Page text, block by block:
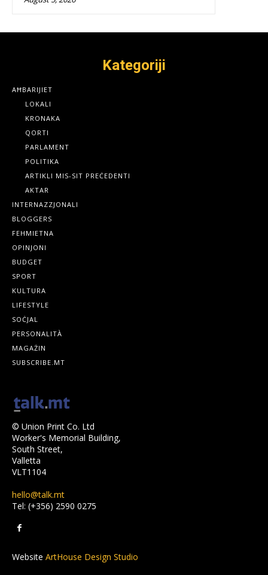
Kategoriji
AĦBARIJIET
LOKALI
KRONAKA
QORTI
PARLAMENT
POLITIKA
ARTIKLI MIS-SIT PREĊEDENTI
AKTAR
INTERNAZZJONALI
BLOGGERS
FEHMIETNA
OPINJONI
BUDGET
SPORT
KULTURA
LIFESTYLE
SOĊJAL
PERSONALITÀ
MAGAŻIN
SUBSCRIBE.MT
© Union Print Co. Ltd
Worker's Memorial Building,
South Street,
Valletta
VLT1104
hello@talk.mt
Tel: (+356) 2590 0275
Website ArtHouse Design Studio